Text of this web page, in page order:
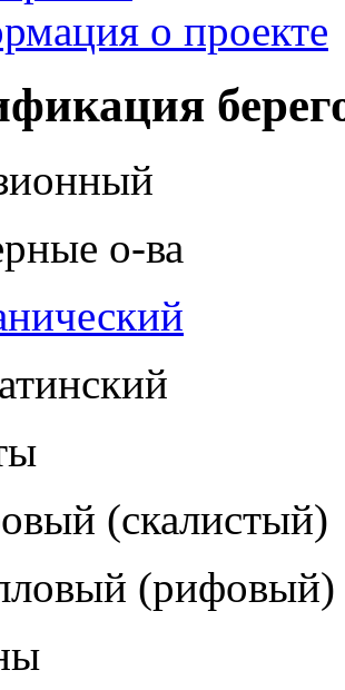
о проекте
о-ва
(скалистый)
(рифовый)